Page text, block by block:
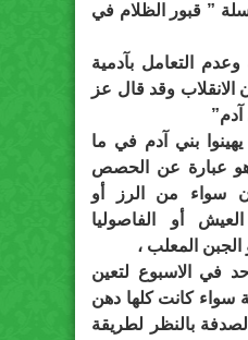
” قبور الظلام في
وعدم التعامل بآدمية
وقد قال عز
يهينوا بني آدم في ما
عبارة عن الحصص
سواء من الرز أو
أو الفاصوليا
الجبن المعلب ،
في الاسبوع لتعين
سواء كانت كلها دهن
بالنظر لطريقة